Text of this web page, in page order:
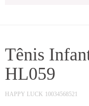
Tênis
HL059
HAPPY LUCK 10034568521